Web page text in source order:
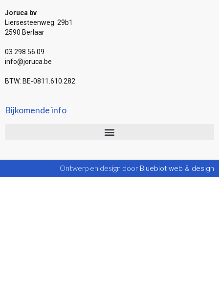
Joruca bv
Liersesteenweg 29b1
2590 Berlaar
03 298 56 09
info@joruca.be
BTW: BE-0811.610.282
Bijkomende info
Ontwerp en design door Blueblot web & design